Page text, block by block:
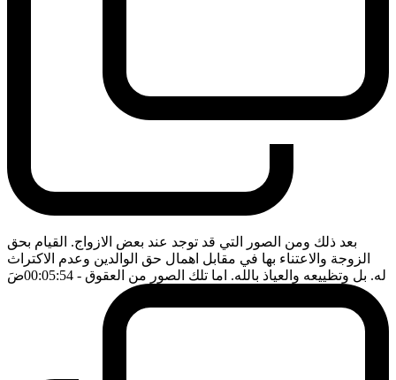
بعد ذلك ومن الصور التي قد توجد عند بعض الازواج. القيام بحق
الزوجة والاعتناء بها في مقابل اهمال حق الوالدين وعدم الاكتراث
له. بل وتظييعه والعياذ بالله. اما تلك الصور من العقوق - 00:05:54 ضَ